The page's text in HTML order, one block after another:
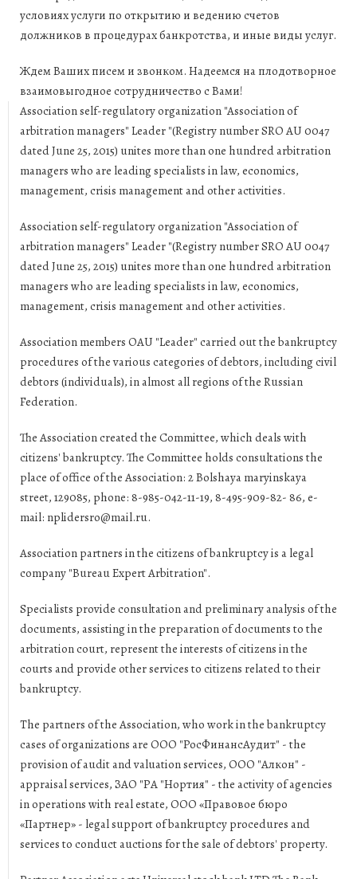
условиях услуги по открытию и ведению счетов
должников в процедурах банкротства, и иные виды услуг.
Ждем Ваших писем и звонком. Надеемся на плодотворное
взаимовыгодное сотрудничество с Вами!
Association self-regulatory organization "Association of
arbitration managers" Leader "(Registry number SRO AU 0047
dated June 25, 2015) unites more than one hundred arbitration
managers who are leading specialists in law, economics,
management, crisis management and other activities.
Association self-regulatory organization "Association of
arbitration managers" Leader "(Registry number SRO AU 0047
dated June 25, 2015) unites more than one hundred arbitration
managers who are leading specialists in law, economics,
management, crisis management and other activities.
Association members OAU "Leader" carried out the bankruptcy
procedures of the various categories of debtors, including civil
debtors (individuals), in almost all regions of the Russian
Federation.
The Association created the Committee, which deals with
citizens' bankruptcy. The Committee holds consultations the
place of office of the Association: 2 Bolshaya maryinskaya
street, 129085, phone: 8-985-042-11-19, 8-495-909-82- 86, e-
mail: nplidersro@mail.ru.
Association partners in the citizens of bankruptcy is a legal
company "Bureau Expert Arbitration".
Specialists provide consultation and preliminary analysis of the
documents, assisting in the preparation of documents to the
arbitration court, represent the interests of citizens in the
courts and provide other services to citizens related to their
bankruptcy.
Тhe partners of the Association, who work in the bankruptcy
cases of organizations are ООО "РосФинансАудит" - the
provision of audit and valuation services, ООО "Алкон" -
appraisal services, ЗАО "РА "Нортия" - the activity of agencies
in operations with real estate, ООО «Правовое бюро
«Партнер» - legal support of bankruptcy procedures and
services to conduct auctions for the sale of debtors' property.